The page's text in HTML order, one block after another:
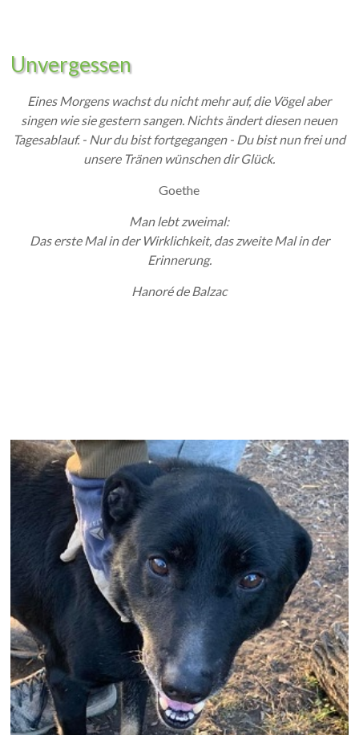
Unvergessen
Eines Morgens wachst du nicht mehr auf, die Vögel aber
singen wie sie gestern sangen. Nichts ändert diesen neuen
Tagesablauf. - Nur du bist fortgegangen - Du bist nun frei und
unsere Tränen wünschen dir Glück.
Goethe
Man lebt zweimal:
Das erste Mal in der Wirklichkeit, das zweite Mal in der
Erinnerung.
Hanoré de Balzac